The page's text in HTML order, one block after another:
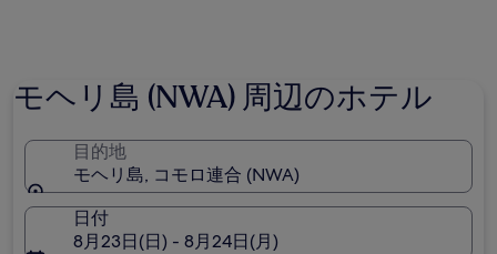
モヘリ島 (NWA) 周辺のホテル
目的地
モヘリ島, コモロ連合 (NWA)
日付
8月23日(日) - 8月24日(月)